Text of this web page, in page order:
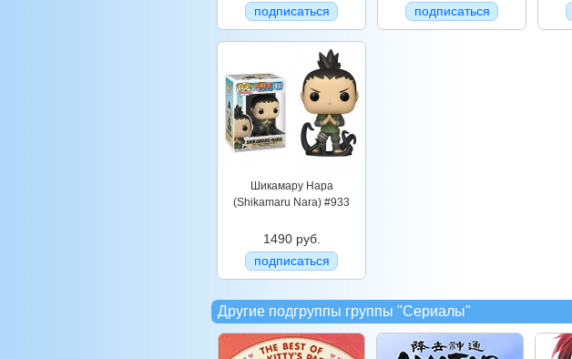
подписаться
подписаться
Шикамару Нара
(Shikamaru Nara) #933
1490 руб.
подписаться
Другие подгруппы группы "Сериалы"